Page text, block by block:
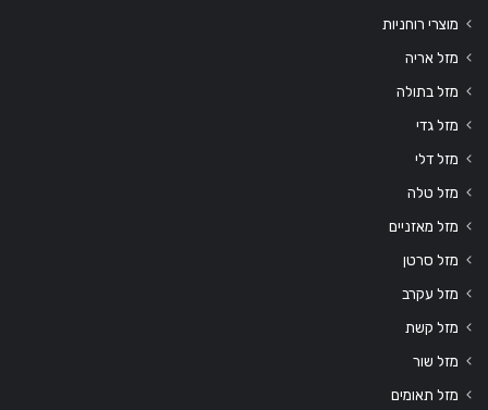
מוצרי רוחניות
מזל אריה
מזל בתולה
מזל גדי
מזל דלי
מזל טלה
מזל מאזניים
מזל סרטן
מזל עקרב
מזל קשת
מזל שור
מזל תאומים